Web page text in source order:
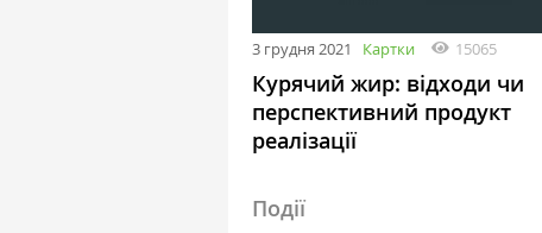
3 грудня 2021 Картки 15065
Курячий жир: відходи чи
перспективний продукт
реалізації
Події